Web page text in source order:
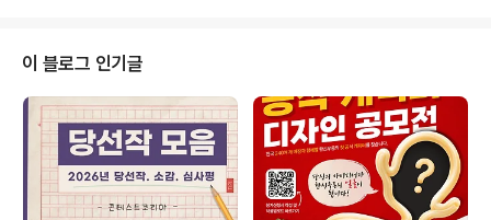
품과 함께 놀자!① 내가 사용하고 있는 제품의 위험요소를
찾아보기② 위험한 제품은 무엇이 있는지 생각해보고, 안
전하게 바꿔서 그려보기* 「어린이제품 안전 특별법」에 의
한 안전관리 대상 어린이제품 품목 중 선택 [별첨 1 참
고] ◎ 공모형식8절 도화지 손그림(27.2cm X 39.4cm,
4-6판 계열의 평면 작품)..
이 블로그 인기글